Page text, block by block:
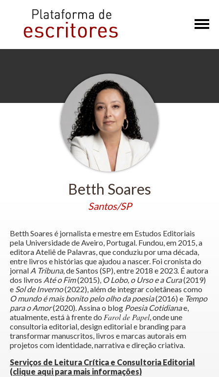
×
Betth Soares
Santos/SP
Betth Soares é jornalista e mestre em Estudos Editoriais
pela Universidade de Aveiro, Portugal. Fundou, em 2015, a
editora Ateliê de Palavras, que conduziu por uma década,
entre livros e histórias que ajudou a nascer. Foi cronista do
jornal A Tribuna, de Santos (SP), entre 2018 e 2023. É autora
dos livros Até o Fim(2015), O Lobo, o Urso e a Cura(2019)
e Sol de Inverno(2022), além de integrar coletâneas como
O mundo é mais bonito pelo olho da poesia(2016) e Tempo
para o Amor(2020). Assina o blog Poesia Cotidianae,
atualmente, está à frente do Farol de Papel, onde une
consultoria editorial, design editorial e branding para
transformar manuscritos, livros e marcas autorais em
projetos com identidade, narrativa e direção criativa.
Serviços de Leitura Crítica e Consultoria Editorial
(clique aqui para mais informações)